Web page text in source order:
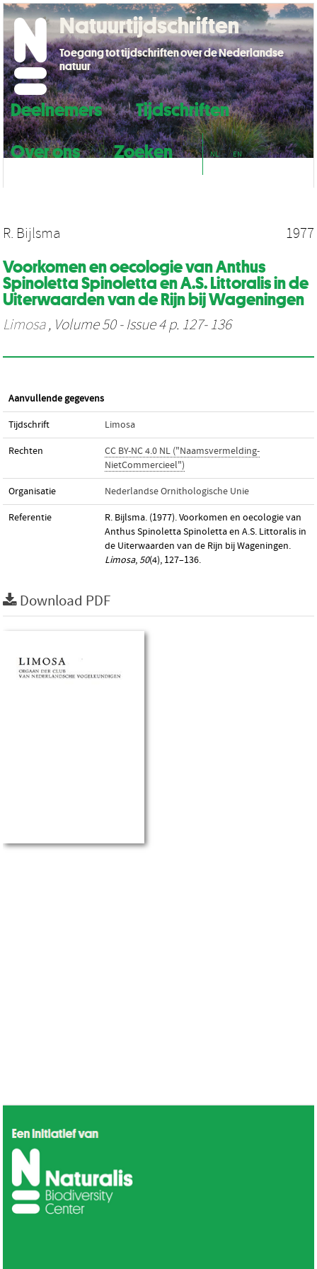
Deelnemers
Tijdschriften
Over ons
Zoeken NL EN
Natuurtijdschriften
Toegang tot tijdschriften over de Nederlandse
natuur
R. Bijlsma 1977
Voorkomen en oecologie van Anthus
Spinoletta Spinoletta en A.S. Littoralis in de
Uiterwaarden van de Rijn bij Wageningen
Limosa, Volume 50 - Issue 4 p. 127- 136
Aanvullende gegevens
Tijdschrift Limosa
Rechten
CC BY-NC 4.0 NL ("Naamsvermelding-
NietCommercieel")
Organisatie Nederlandse Ornithologische Unie
Referentie
R. Bijlsma. (1977). Voorkomen en oecologie van
Anthus Spinoletta Spinoletta en A.S. Littoralis in
de Uiterwaarden van de Rijn bij Wageningen.
Limosa,50(4), 127–136.
Download PDF